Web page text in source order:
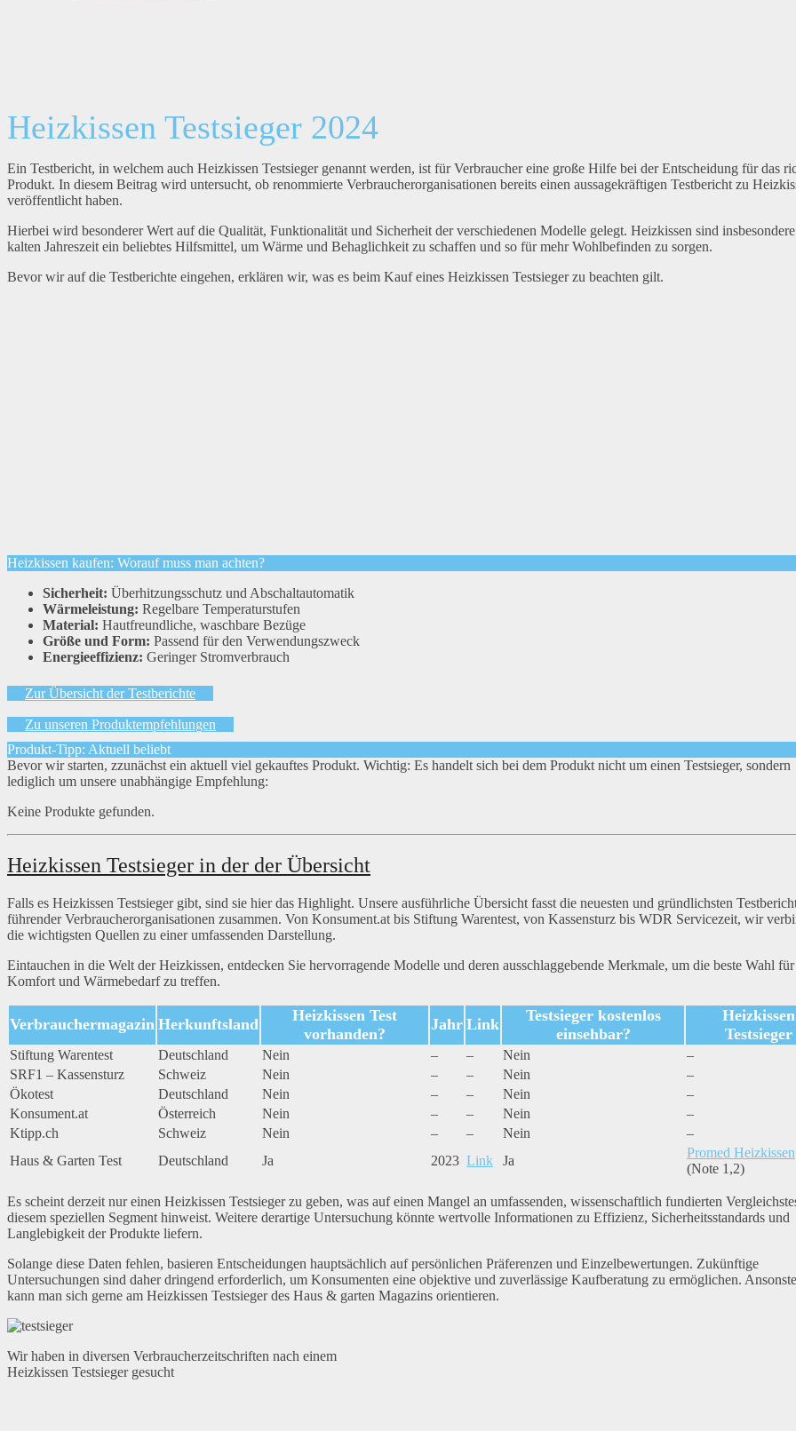
Heizkissen Testsieger 2024
Ein Testbericht, in welchem auch Heizkissen Testsieger genannt werden, ist für Verbraucher eine große Hilfe bei der Entscheidung für das
Produkt. In diesem Beitrag wird untersucht, ob renommierte Verbraucherorganisationen bereits einen aussagekräftigen Testbericht zu
veröffentlicht haben.
Hierbei wird besonderer Wert auf die Qualität, Funktionalität und Sicherheit der verschiedenen Modelle gelegt. Heizkissen sind
kalten Jahreszeit ein beliebtes Hilfsmittel, um Wärme und Behaglichkeit zu schaffen und so für mehr Wohlbefinden zu sorgen.
Bevor wir auf die Testberichte eingehen, erklären wir, was es beim Kauf eines Heizkissen Testsieger zu beachten gilt.
Heizkissen kaufen: Worauf muss man achten?
Sicherheit: Überhitzungsschutz und Abschaltautomatik
Wärmeleistung: Regelbare Temperaturstufen
Material: Hautfreundliche, waschbare Bezüge
Größe und Form: Passend für den Verwendungszweck
Energieeffizienz: Geringer Stromverbrauch
Zur Übersicht der Testberichte
Zu unseren Produktempfehlungen
Produkt-Tipp: Aktuell beliebt
Bevor wir starten, zzunächst ein aktuell viel gekauftes Produkt. Wichtig: Es handelt sich bei dem Produkt nicht um einen Testsieger, sondern
lediglich um unsere unabhängige Empfehlung:
Keine Produkte gefunden.
Heizkissen Testsieger in der der Übersicht
Falls es Heizkissen Testsieger gibt, sind sie hier das Highlight. Unsere ausführliche Übersicht fasst die neuesten und gründlichsten
führender Verbraucherorganisationen zusammen. Von Konsument.at bis Stiftung Warentest, von Kassensturz bis WDR Servicezeit, wir
die wichtigsten Quellen zu einer umfassenden Darstellung.
Eintauchen in die Welt der Heizkissen, entdecken Sie hervorragende Modelle und deren ausschlaggebende Merkmale, um die beste Wahl
Komfort und Wärmebedarf zu treffen.
Verbrauchermagazin Herkunftsland
Heizkissen Test
vorhanden?
Jahr Link
Testsieger kostenlos
einsehbar?
Heizkissen
Testsieger
Stiftung Warentest Deutschland Nein – – Nein
–
SRF1 – Kassensturz
Schweiz Nein – – Nein
–
Ökotest
Deutschland Nein – – Nein
–
Konsument.at
Österreich Nein – – Nein
–
Ktipp.ch
Schweiz Nein – – Nein
–
Haus & Garten Test
Deutschland Ja 2023 Link Ja
Promed Heizkissen
(Note 1,2)
Es scheint derzeit nur einen Heizkissen Testsieger zu geben, was auf einen Mangel an umfassenden, wissenschaftlich fundierten
diesem speziellen Segment hinweist. Weitere derartige Untersuchung könnte wertvolle Informationen zu Effizienz, Sicherheitsstandards und
Langlebigkeit der Produkte liefern.
Solange diese Daten fehlen, basieren Entscheidungen hauptsächlich auf persönlichen Präferenzen und Einzelbewertungen. Zukünftige
Untersuchungen sind daher dringend erforderlich, um Konsumenten eine objektive und zuverlässige Kaufberatung zu ermöglichen.
kann man sich gerne am Heizkissen Testsieger des Haus & garten Magazins orientieren.
Wir haben in diversen Verbraucherzeitschriften nach einem
Heizkissen Testsieger gesucht